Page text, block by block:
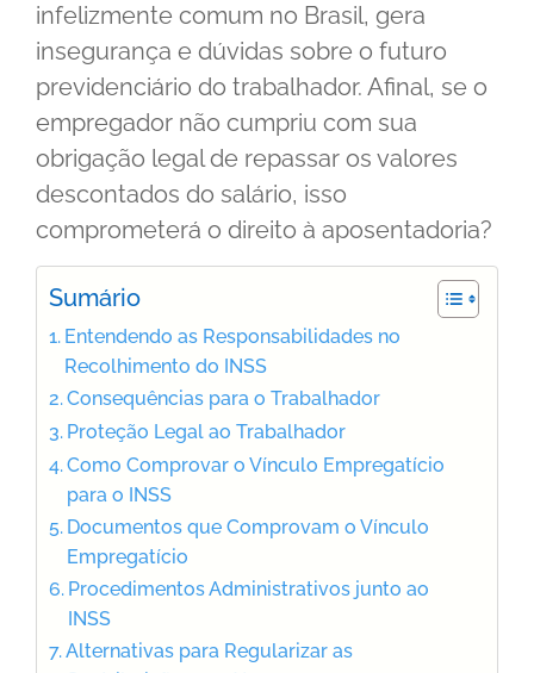
infelizmente comum no Brasil, gera
insegurança e dúvidas sobre o futuro
previdenciário do trabalhador. Afinal, se o
empregador não cumpriu com sua
obrigação legal de repassar os valores
descontados do salário, isso
comprometerá o direito à aposentadoria?
Sumário
Entendendo as Responsabilidades no
Recolhimento do INSS
Consequências para o Trabalhador
Proteção Legal ao Trabalhador
Como Comprovar o Vínculo Empregatício
para o INSS
Documentos que Comprovam o Vínculo
Empregatício
Procedimentos Administrativos junto ao
INSS
Alternativas para Regularizar as